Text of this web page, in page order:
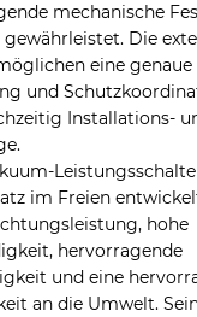
mechanische
Die
eine genaue
und
Installations-
im Freien
hohe
hervorragende
und eine
an die Umwelt.